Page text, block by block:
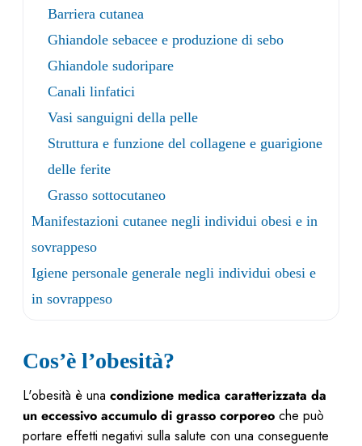
Barriera cutanea
Ghiandole sebacee e produzione di sebo
Ghiandole sudoripare
Canali linfatici
Vasi sanguigni della pelle
Struttura e funzione del collagene e guarigione
delle ferite
Grasso sottocutaneo
Manifestazioni cutanee negli individui obesi e in
sovrappeso
Igiene personale generale negli individui obesi e
in sovrappeso
Cos’è l’obesità?
L'obesità è una condizione medica caratterizzata da
un eccessivo accumulo di grasso corporeo che può
portare effetti negativi sulla salute con una conseguente